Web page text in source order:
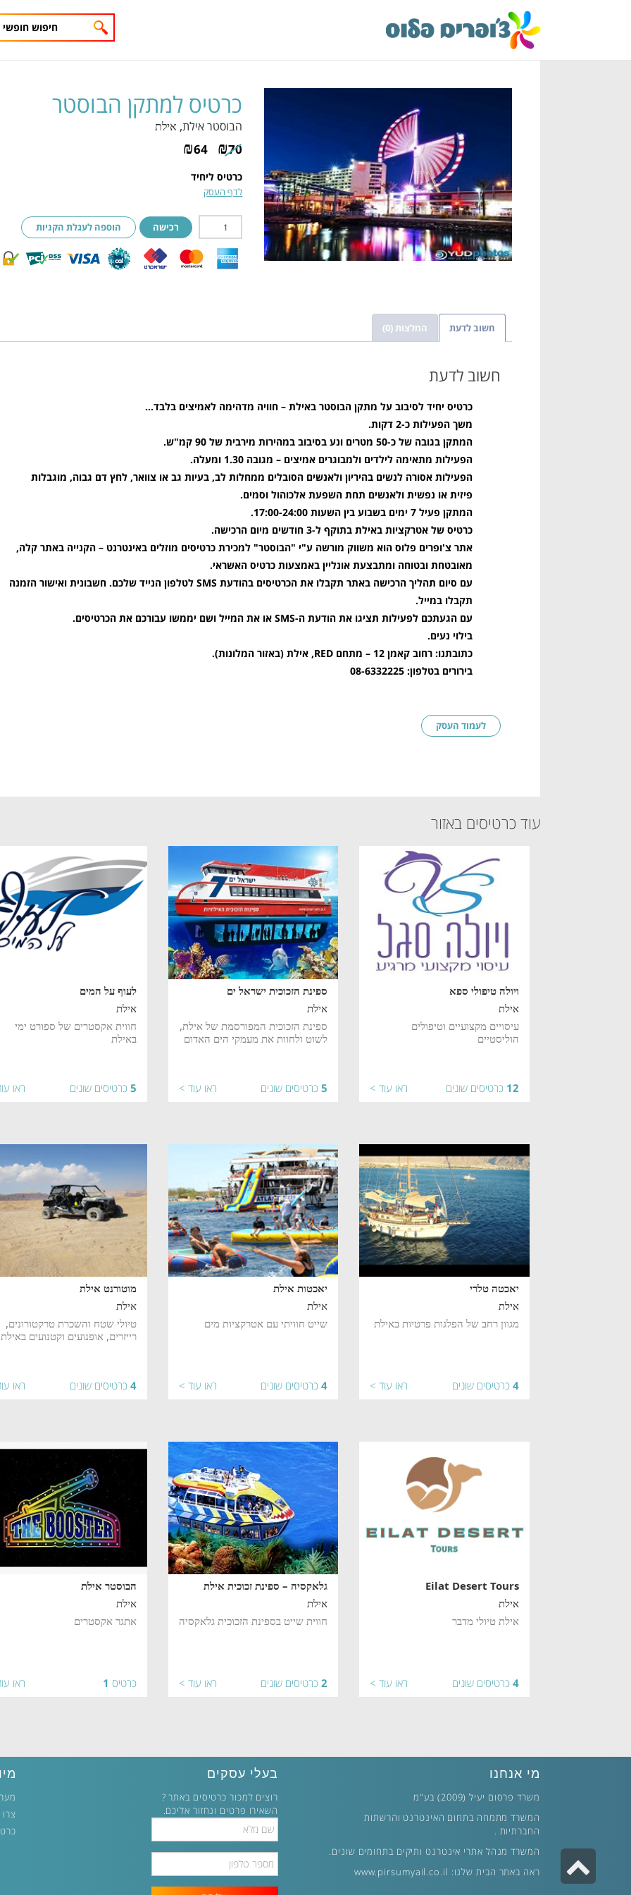
כרטיס למתקן הבוסטר
הבוסטר אילת, אילת
₪70
₪64
כרטיס ליחיד
לדף העסק
רכישה הוספה לעגלת הקניות
חשוב לדעת המלצות (0)
חשוב לדעת
כרטיס יחיד לסיבוב על מתקן הבוסטר באילת – חוויה מדהימה לאמיצים בלבד…
משך הפעילות כ-2 דקות.
המתקן בגובה של כ-50 מטרים ונע בסיבוב במהירות מירבית של 90 קמ"ש.
הפעילות מתאימה לילדים ולמבוגרים אמיצים – מגובה 1.30 ומעלה.
הפעילות אסורה לנשים בהיריון ולאנשים הסובלים ממחלות לב, בעיות גב או צוואר, לחץ דם גבוה, מוגבלות
פיזית או נפשית ולאנשים תחת השפעת אלכוהול וסמים.
המתקן פעיל 7 ימים בשבוע בין השעות 17:00-24:00.
כרטיס של אטרקציות באילת בתוקף ל-3 חודשים מיום הרכישה.
אתר צ'ופרים פלוס הוא משווק מורשה ע"י "הבוסטר" למכירת כרטיסים מוזלים באינטרנט – הקנייה באתר קלה,
מאובטחת ובטוחה ומתבצעת אונליין באמצעות כרטיס האשראי.
עם סיום תהליך הרכישה באתר תקבלו את הכרטיסים בהודעת SMS לטלפון הנייד שלכם. חשבונית ואישור הזמנה
תקבלו במייל.
עם הגעתכם לפעילות תציגו את הודעת ה-SMS או את המייל ושם יממשו עבורכם את הכרטיסים.
בילוי נעים.
כתובתנו: רחוב קאמן 12 – מתחם RED, אילת (באזור המלונות).
בירורים בטלפון: 08-6332225
לעמוד העסק
עוד כרטיסים באזור
ויולה טיפולי ספא
אילת
עיסויים מקצועיים וטיפולים
הוליסטיים
12 כרטיסים שונים ראו עוד >
ספינת הזכוכית ישראל ים
אילת
ספינת הזכוכית המפורסמת של אילת,
לשוט ולחוות את מעמקי הים האדום
5 כרטיסים שונים ראו עוד >
לעוף על המים
אילת
חווית אקסטרים של ספורט ימי
באילת
5 כרטיסים שונים ראו
יאכטה טלרי
אילת
מגוון רחב של הפלגות פרטיות באילת
4 כרטיסים שונים ראו עוד >
יאכטות אילת
אילת
שייט חוויתי עם אטרקציות מים
4 כרטיסים שונים ראו עוד >
מוטורנט אילת
אילת
טיולי שטח והשכרת טרקטורונים,
רייזרים, אופנועים וקטנועים באילת
4 כרטיסים שונים ראו
Eilat Desert Tours
אילת
אילת טיולי מדבר
4 כרטיסים שונים ראו עוד >
גלאקסיה – ספינת זכוכית אילת
אילת
חווית שייט בספינת הזכוכית גלאקסיה
2 כרטיסים שונים ראו עוד >
הבוסטר אילת
אילת
אתגר אקסטרים
כרטיס 1 ראו
מי אנחנו
משרד פרסום יעיל (2009) בע"מ
המשרד מתמחה בתחום האינטרנט והרשתות
החברתיות .
המשרד מנהל אתרי אינטרנט ותיקים בתחומים שונים.
ראה באתר הבית שלנו: www.pirsumyail.co.il
בעלי עסקים
רוצים למכור כרטיסים באתר ?
השאירו פרטים ונחזור אליכם.
Full
Name
Phone
Number
גלילה